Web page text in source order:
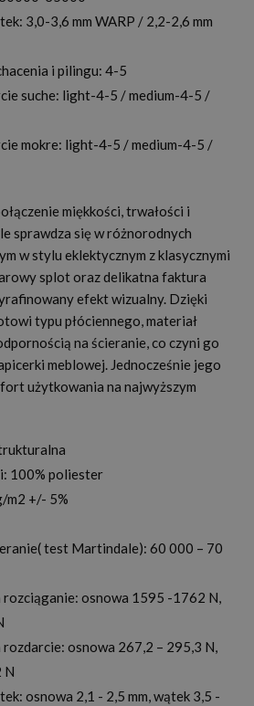
3,0-3,6 mm WARP / 2,2-2,6 mm
i pilingu: 4-5
suche: light-4-5 / medium-4-5 /
mokre: light-4-5 / medium-4-5 /
miękkości, trwałości i
sprawdza się w różnorodnych
w stylu eklektycznym z klasycznymi
splot oraz delikatna faktura
efekt wizualny. Dzięki
typu płóciennego, materiał
na ścieranie, co czyni go
meblowej. Jednocześnie jego
użytkowania na najwyższym
100% poliester
m2 +/- 5%
test Martindale): 60 000 – 70
rozciąganie: osnowa 1595 -1762 N,
rozdarcie: osnowa 267,2 – 295,3 N,
N
osnowa 2,1 - 2,5 mm, wątek 3,5 -